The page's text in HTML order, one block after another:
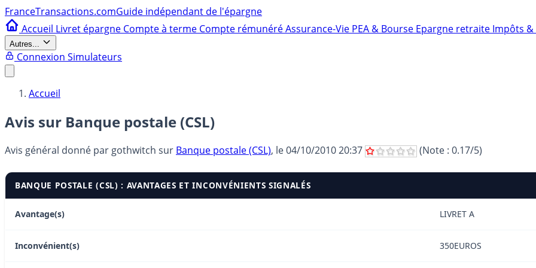
FranceTransactions.comGuide indépendant de l'épargne
Accueil Livret épargne Compte à terme Compte rémunéréAssurance-Vie PEA & Bourse Epargne retraite Impôts &
Autres...
Connexion Simulateurs
Accueil
Avis sur Banque postale (CSL)
Avis général donné par gothwitch sur Banque postale (CSL), le04/10/2010 20:37 (Note : 0.17/5)
BANQUE POSTALE (CSL) : AVANTAGES ET INCONVÉNIENTS SIGNALÉS
Avantage(s) LIVRET A
Inconvénient(s) 350EUROS